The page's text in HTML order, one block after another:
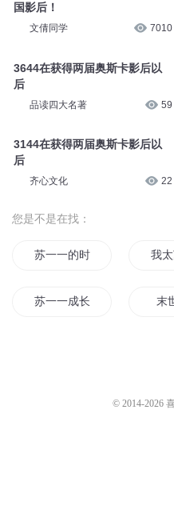
国影后！
文倩同学 7010
3644在获得两届奥斯卡影后以
后
品读四大名著 59
3144在获得两届奥斯卡影后以
后
齐心文化 22
您是不是在找：
苏一一的时空之恋 我太
苏一一成长记 末
© 2014-2026